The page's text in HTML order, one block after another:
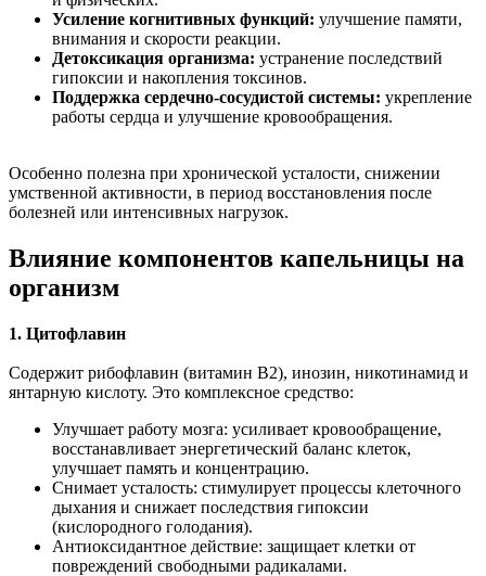
Усиление когнитивных функций: улучшение памяти,
внимания и скорости реакции.
Детоксикация организма: устранение последствий
гипоксии и накопления токсинов.
Поддержка сердечно-сосудистой системы: укрепление
работы сердца и улучшение кровообращения.
Особенно полезна при хронической усталости, снижении
умственной активности, в период восстановления после
болезней или интенсивных нагрузок.
Влияние компонентов капельницы на
организм
1. Цитофлавин
Содержит рибофлавин (витамин В2), инозин, никотинамид и
янтарную кислоту. Это комплексное средство:
Улучшает работу мозга: усиливает кровообращение,
восстанавливает энергетический баланс клеток,
улучшает память и концентрацию.
Снимает усталость: стимулирует процессы клеточного
дыхания и снижает последствия гипоксии
(кислородного голодания).
Антиоксидантное действие: защищает клетки от
повреждений свободными радикалами.